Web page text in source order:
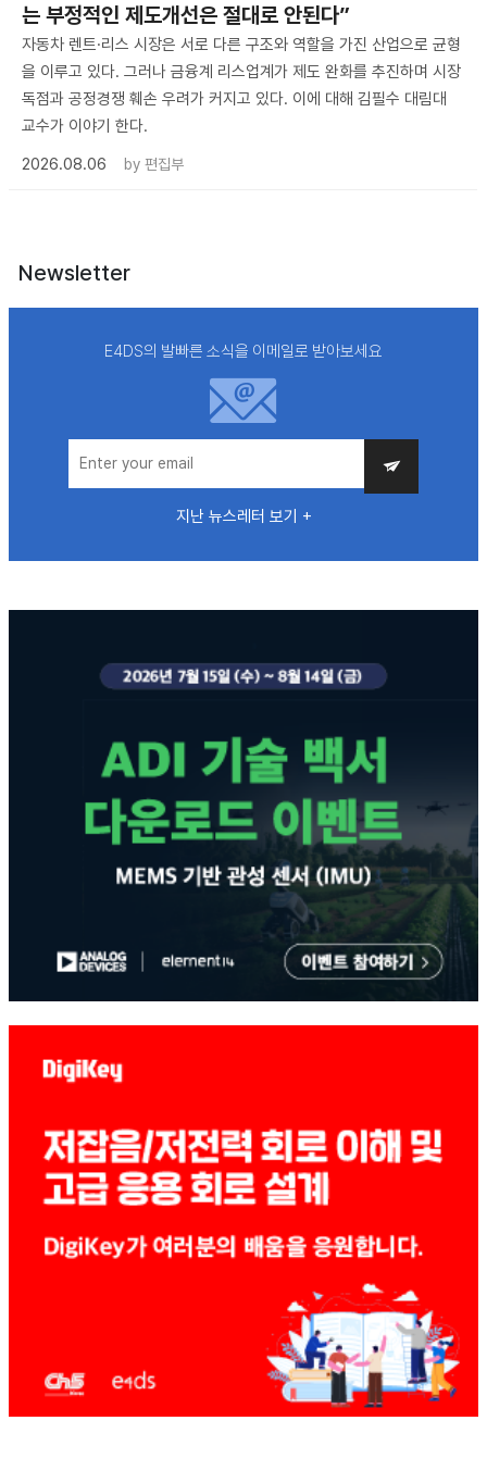
는 부정적인 제도개선은 절대로 안된다”
자동차 렌트·리스 시장은 서로 다른 구조와 역할을 가진 산업으로 균형
을 이루고 있다. 그러나 금융계 리스업계가 제도 완화를 추진하며 시장
독점과 공정경쟁 훼손 우려가 커지고 있다. 이에 대해 김필수 대림대
교수가 이야기 한다.
2026.08.06
by 편집부
Newsletter
E4DS의 발빠른 소식을 이메일로 받아보세요
지난 뉴스레터 보기 +